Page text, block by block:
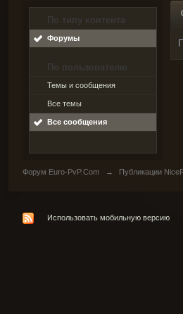
По типу контента
Форумы
По пользователю
Темы и сообщения
Все темы
Все сообщения
Форум Euro-PvP.Com → Публикации
Использовать мобильную версию